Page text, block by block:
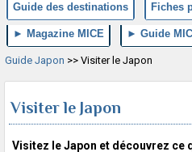
Guide des destinations Fiches
► Magazine MICE ► Guide
Guide Japon >> Visiter le Japon
Visiter le Japon
Visitez le Japon et découvrez ce